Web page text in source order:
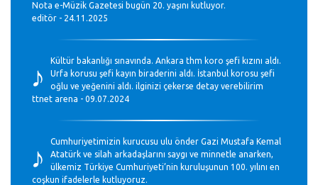
Nota e-Müzik Gazetesi bugün 20. yaşını kutluyor.
editör - 24.11.2025
♪
Kültür bakanlığı sınavında. Ankara thm koro şefi kızını aldı.
Urfa korusu şefi kayın biraderini aldı. İstanbul korosu şefi
oğlu ve yeğenini aldı. ilginizi çekerse detay verebilirim
ttnet arena - 09.07.2024
♪
Cumhuriyetimizin kurucusu ulu önder Gazi Mustafa Kemal
Atatürk ve silah arkadaşlarını saygı ve minnetle anarken,
ülkemiz Türkiye Cumhuriyeti’nin kuruluşunun 100. yılını en
coşkun ifadelerle kutluyoruz.